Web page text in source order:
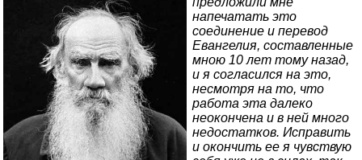
напечатать это
соединение и перевод
Евангелия, составленные
мною 10 лет тому назад,
и я согласился на это,
несмотря на то, что
работа эта далеко
неокончена и в ней много
недостатков. Исправить
и окончить ее я чувствую